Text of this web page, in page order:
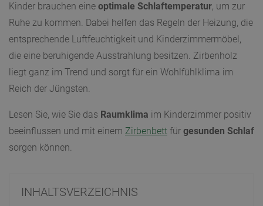
Kinder brauchen eine optimale Schlaftemperatur, um zur
Ruhe zu kommen. Dabei helfen das Regeln der Heizung, die
entsprechende Luftfeuchtigkeit und Kinderzimmermöbel,
die eine beruhigende Ausstrahlung besitzen. Zirbenholz
liegt ganz im Trend und sorgt für ein Wohlfühlklima im
Reich der Jüngsten.
Lesen Sie, wie Sie das Raumklima im Kinderzimmer positiv
beeinflussen und mit einem Zirbenbett für gesunden Schlaf
sorgen können.
INHALTSVERZEICHNIS